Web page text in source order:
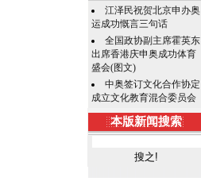
江泽民祝贺北京申办奥
运成功慨言三句话
全国政协副主席霍英东
出席香港庆申奥成功体育
盛会(图文)
中奥签订文化合作协定
成立文化教育混合委员会
本版新闻搜索